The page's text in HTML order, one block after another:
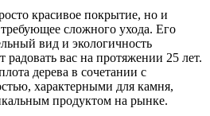
красивое покрытие, но и
сложного ухода. Его
вид и экологичность
радовать вас на протяжении 25 лет.
дерева в сочетании с
характерными для камня,
продуктом на рынке.